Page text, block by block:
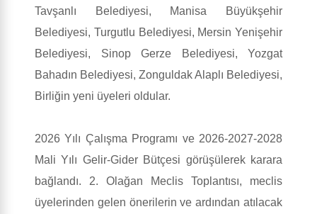
Tavşanlı Belediyesi, Manisa Büyükşehir
Belediyesi, Turgutlu Belediyesi, Mersin Yenişehir
Belediyesi, Sinop Gerze Belediyesi, Yozgat
Bahadın Belediyesi, Zonguldak Alaplı Belediyesi,
Birliğin yeni üyeleri oldular.
2026 Yılı Çalışma Programı ve 2026-2027-2028
Mali Yılı Gelir-Gider Bütçesi görüşülerek karara
bağlandı. 2. Olağan Meclis Toplantısı, meclis
üyelerinden gelen önerilerin ve ardından atılacak